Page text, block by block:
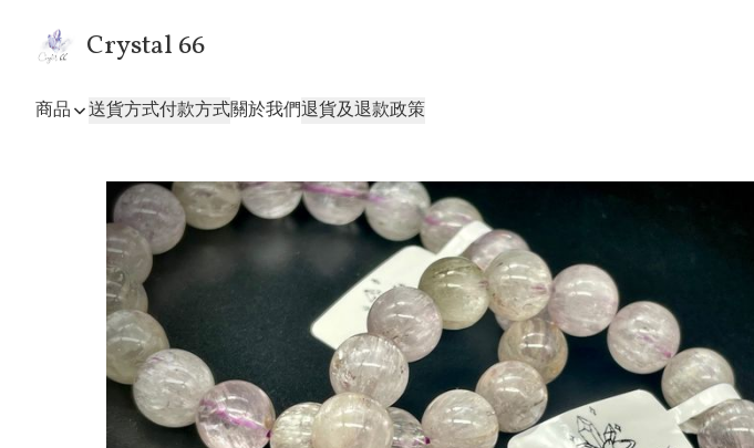
Crystal 66
商品 送貨方式付款方式關於我們退貨及退款政策